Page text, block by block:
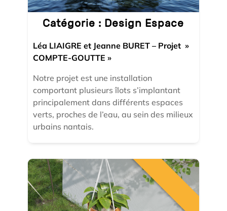
Catégorie : Design Espace
Léa LIAIGRE et Jeanne BURET – Projet »
COMPTE-GOUTTE »
Notre projet est une installation
comportant plusieurs îlots s’implantant
principalement dans différents espaces
verts, proches de l’eau, au sein des milieux
urbains nantais.